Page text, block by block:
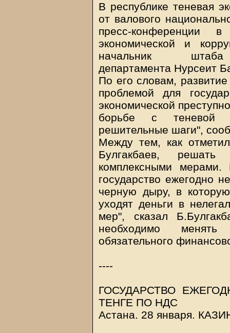
В республике теневая
от валового
пресс-
экономической и
начальник штаба
департамента Нурсеит
По его словам,
проблемой для
экономической
борьбе с теневой
решительные шаги",
Между тем, как
Булгакбаев,
комплексными
государство ежегодно
черную дыру, в
уходят деньги в
мер", сказал
необходимо менять
обязательного
----
ГОСУДАРСТВО
ТЕНГЕ ПО НДС
Астана. 28 января.